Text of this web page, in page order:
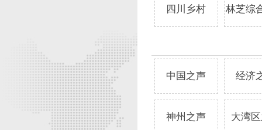
四川乡村 林芝综
中国之声 经济
神州之声 大湾